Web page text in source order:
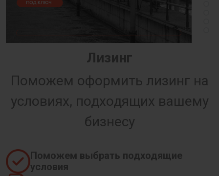
Лизинг
Поможем оформить лизинг на
условиях, подходящих вашему
бизнесу
Поможем выбрать подходящие
условия